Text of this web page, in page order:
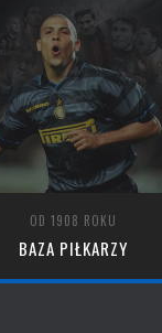
OD 1908 ROKU
BAZA PIŁKARZY